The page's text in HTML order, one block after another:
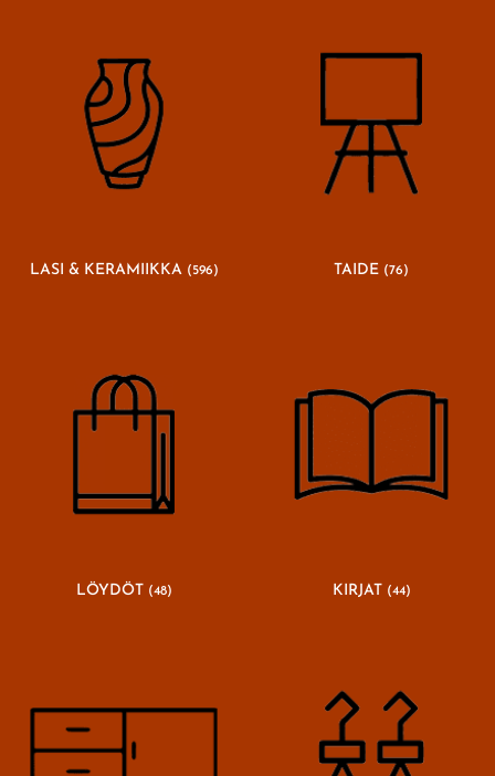
LASI & KERAMIIKKA (596) TAIDE (76)
LÖYDÖT (48) KIRJAT (44)